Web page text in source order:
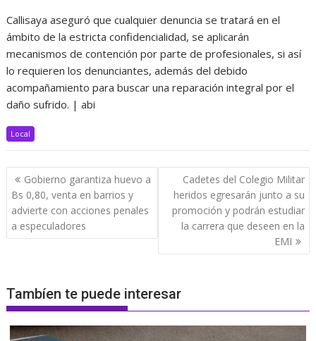
Callisaya aseguró que cualquier denuncia se tratará en el
ámbito de la estricta confidencialidad, se aplicarán
mecanismos de contención por parte de profesionales, si así
lo requieren los denunciantes, además del debido
acompañamiento para buscar una reparación integral por el
daño sufrido. | abi
Local
Navegación
de
entradas
Gobierno garantiza huevo a
Bs 0,80, venta en barrios y
advierte con acciones penales
a especuladores
Cadetes del Colegio Militar
heridos egresarán junto a su
promoción y podrán estudiar
la carrera que deseen en la
EMI
Tambíen te puede interesar